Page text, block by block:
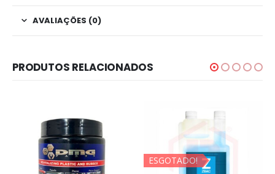
AVALIAÇÕES (0)
PRODUTOS RELACIONADOS
ESGOTADO!